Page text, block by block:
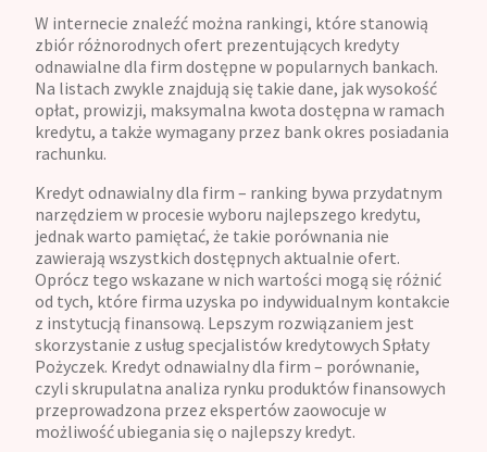
W internecie znaleźć można rankingi, które stanowią
zbiór różnorodnych ofert prezentujących kredyty
odnawialne dla firm dostępne w popularnych bankach.
Na listach zwykle znajdują się takie dane, jak wysokość
opłat, prowizji, maksymalna kwota dostępna w ramach
kredytu, a także wymagany przez bank okres posiadania
rachunku.
Kredyt odnawialny dla firm – ranking bywa przydatnym
narzędziem w procesie wyboru najlepszego kredytu,
jednak warto pamiętać, że takie porównania nie
zawierają wszystkich dostępnych aktualnie ofert.
Oprócz tego wskazane w nich wartości mogą się różnić
od tych, które firma uzyska po indywidualnym kontakcie
z instytucją finansową. Lepszym rozwiązaniem jest
skorzystanie z usług specjalistów kredytowych Spłaty
Pożyczek. Kredyt odnawialny dla firm – porównanie,
czyli skrupulatna analiza rynku produktów finansowych
przeprowadzona przez ekspertów zaowocuje w
możliwość ubiegania się o najlepszy kredyt.